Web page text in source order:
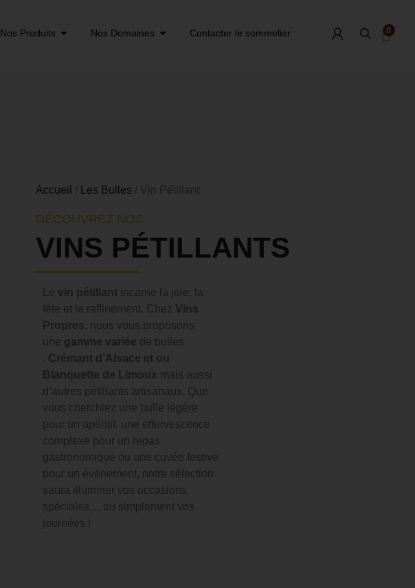
Nos Produits Nos Domaines Contacter le sommelier 0
Accueil / Les Bulles / Vin Pétillant
DÉCOUVREZ NOS
VINS PÉTILLANTS
Le vin pétillant incarne la joie, la
fête et le raffinement. Chez Vins
Propres, nous vous proposons
une gamme variée de bulles
: Crémant d’Alsace et ou
Blanquette de Limoux mais aussi
d’autres pétillants artisanaux. Que
vous cherchiez une bulle légère
pour un apéritif, une effervescence
complexe pour un repas
gastronomique ou une cuvée festive
pour un événement, notre sélection
saura illuminer vos occasions
spéciales… ou simplement vos
journées !